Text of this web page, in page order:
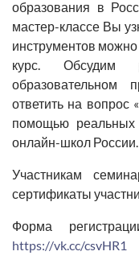
образования в
мастер-классе Вы
инструментов
курс. Обсудим
образовательном
ответить на вопрос
помощью реальных
онлайн-школ России.
Участникам
сертификаты
Форма
https://vk.cc/csvHR1